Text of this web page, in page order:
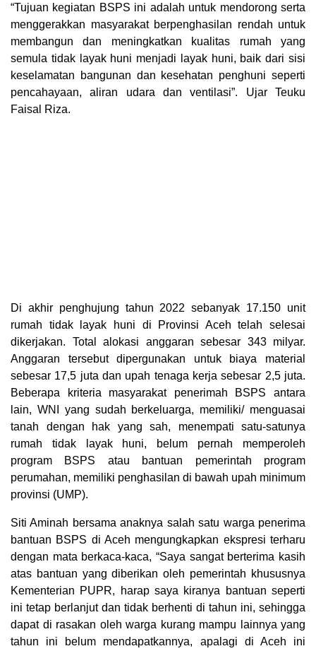
“Tujuan kegiatan BSPS ini adalah untuk mendorong serta
menggerakkan masyarakat berpenghasilan rendah untuk
membangun dan meningkatkan kualitas rumah yang
semula tidak layak huni menjadi layak huni, baik dari sisi
keselamatan bangunan dan kesehatan penghuni seperti
pencahayaan, aliran udara dan ventilasi”. Ujar Teuku
Faisal Riza.
Di akhir penghujung tahun 2022 sebanyak 17.150 unit
rumah tidak layak huni di Provinsi Aceh telah selesai
dikerjakan. Total alokasi anggaran sebesar 343 milyar.
Anggaran tersebut dipergunakan untuk biaya material
sebesar 17,5 juta dan upah tenaga kerja sebesar 2,5 juta.
Beberapa kriteria masyarakat penerimah BSPS antara
lain, WNI yang sudah berkeluarga, memiliki/ menguasai
tanah dengan hak yang sah, menempati satu-satunya
rumah tidak layak huni, belum pernah memperoleh
program BSPS atau bantuan pemerintah program
perumahan, memiliki penghasilan di bawah upah minimum
provinsi (UMP).
Siti Aminah bersama anaknya salah satu warga penerima
bantuan BSPS di Aceh mengungkapkan ekspresi terharu
dengan mata berkaca-kaca, “Saya sangat berterima kasih
atas bantuan yang diberikan oleh pemerintah khususnya
Kementerian PUPR, harap saya kiranya bantuan seperti
ini tetap berlanjut dan tidak berhenti di tahun ini, sehingga
dapat di rasakan oleh warga kurang mampu lainnya yang
tahun ini belum mendapatkannya, apalagi di Aceh ini